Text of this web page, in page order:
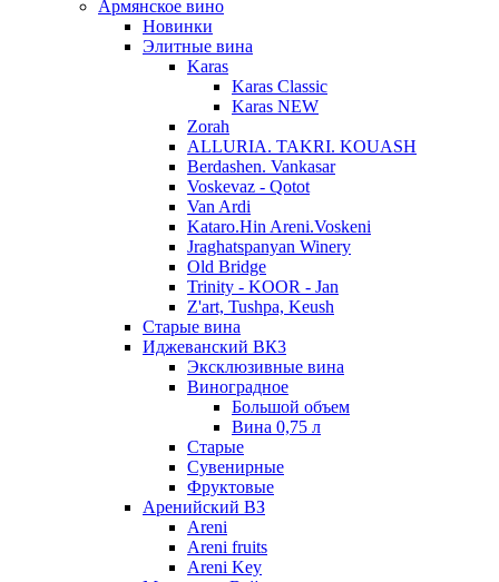
Армянское вино
Новинки
Элитные вина
Karas
Karas Classic
Karas NEW
Zorah
ALLURIA. TAKRI. KOUASH
Berdashen. Vankasar
Voskevaz - Qotot
Van Ardi
Kataro.Hin Areni.Voskeni
Jraghatspanyan Winery
Old Bridge
Trinity - KOOR - Jan
Z'art, Tushpa, Keush
Старые вина
Иджеванский ВК3
Эксклюзивные вина
Виноградное
Большой объем
Вина 0,75 л
Старые
Сувенирные
Фруктовые
Аренийский ВЗ
Areni
Areni fruits
Areni Key